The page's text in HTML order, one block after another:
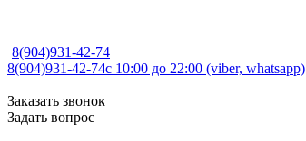
8(904)931-42-74
8(904)931-42-74с 10:00 до 22:00 (viber, whatsapp)
Заказать звонок
Задать вопрос